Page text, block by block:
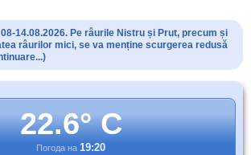
14.08.2026. Pe râurile Nistru și Prut, precum și
râurilor mici, se va menține scurgerea redusă
22.6° C
Погода на 19:20